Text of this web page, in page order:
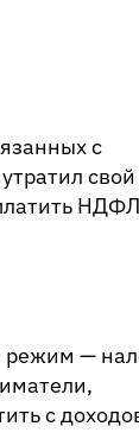
с
свой
режим —
с